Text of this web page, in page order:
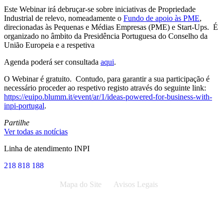
Este Webinar irá debruçar-se sobre iniciativas de Propriedade
Industrial de relevo, nomeadamente o Fundo de apoio às PME,
direcionadas às Pequenas e Médias Empresas (PME) e Start-Ups. É
organizado no âmbito da Presidência Portuguesa do Conselho da
União Europeia e a respetiva
Agenda poderá ser consultada aqui.
O Webinar é gratuito. Contudo, para garantir a sua participação é
necessário proceder ao respetivo registo através do seguinte link:
https://euipo.blumm.it/event/ar/1/ideas-powered-for-business-with-
inpi-portugal.
Partilhe
Ver todas as notícias
Linha de atendimento INPI
218 818 188
Mapa do Site Avisos Legais